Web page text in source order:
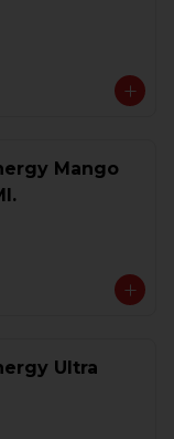
Mango
Ultra